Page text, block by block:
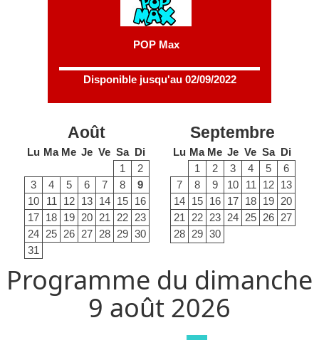
POP Max
Disponible jusqu'au 02/09/2022
Août
Lu Ma Me Je Ve Sa Di
1
2
3
4 5 6 7 8
9
10
11 12 13 14 15 16
17 18 19 20 21 22 23
24 25 26 27 28 29 30
31
Septembre
Lu Ma Me Je Ve Sa Di
1
2 3 4 5
6
7
8 9 10 11 12 13
14 15 16 17 18 19 20
21
22 23 24 25 26 27
28 29 30
Programme du dimanche
9 août 2026